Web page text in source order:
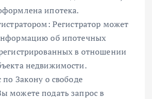
ипотека.
Регистратор может
об ипотечных
в отношении
недвижимости.
Закону о свободе
можете подать запрос в